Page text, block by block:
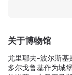
关于博物馆
尤里耶夫-波尔斯基
多尔戈鲁基作为城